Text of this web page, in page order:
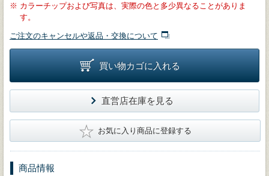
※ カラーチップおよび写真は、実際の色と多少異なることがありま
す。
ご注文のキャンセルや返品・交換について
買い物カゴに入れる
直営店在庫を見る
★ お気に入り商品に登録する
商品情報